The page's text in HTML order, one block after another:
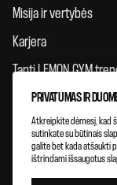
Misija ir vertybės
Karjera
Tapti LEMON GYM
Taisyklės
Atsiliepimai
Klubų plėtra
PRIVATUMAS IR
Atkreipkite dėmesį, kad
sutinkate su būtinais
galite bet kada atšaukti
ištrindami išsaugotus